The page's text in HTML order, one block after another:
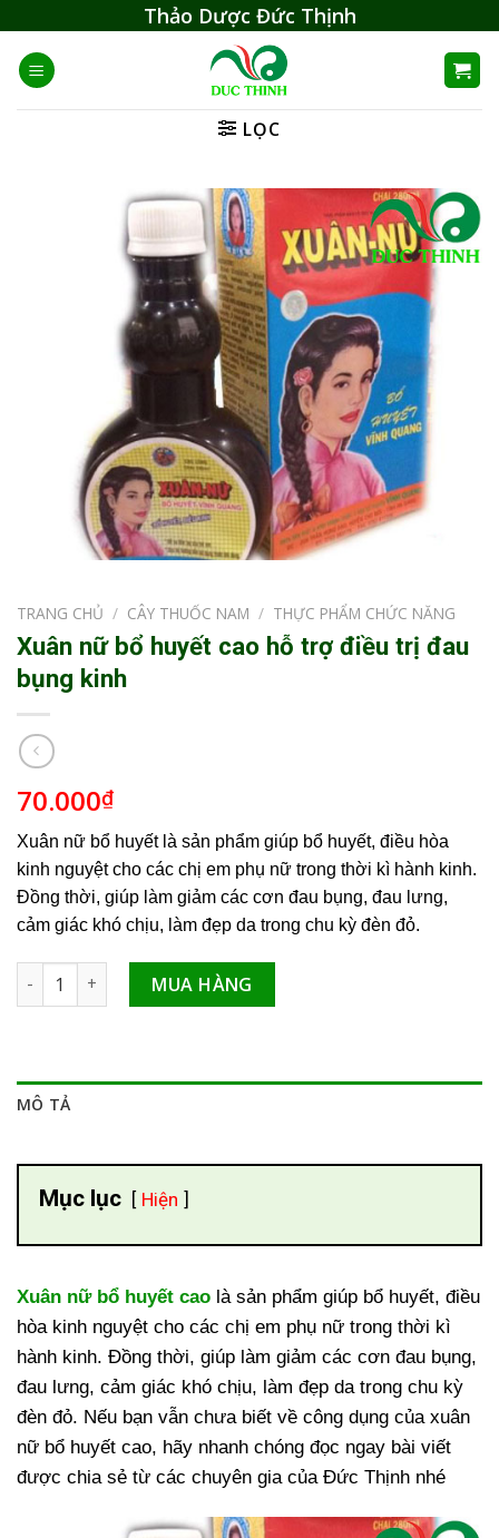
content
Thảo Dược Đức Thịnh
LỌC
TRANG CHỦ / CÂY THUỐC NAM / THỰC PHẨM CHỨC NĂNG
Xuân nữ bổ huyết cao hỗ trợ điều trị đau
bụng kinh
70.000₫
Xuân nữ bổ huyết là sản phẩm giúp bổ huyết, điều hòa
kinh nguyệt cho các chị em phụ nữ trong thời kì hành kinh.
Đồng thời, giúp làm giảm các cơn đau bụng, đau lưng,
cảm giác khó chịu, làm đẹp da trong chu kỳ đèn đỏ.
Xuân nữ bổ huyết cao hỗ trợ điều trị đau bụng kinh số lượng
MUA HÀNG
MÔ TẢ
Mục lục Hiện
Xuân nữ bổ huyết cao là sản phẩm giúp bổ huyết, điều
hòa kinh nguyệt cho các chị em phụ nữ trong thời kì
hành kinh. Đồng thời, giúp làm giảm các cơn đau bụng,
đau lưng, cảm giác khó chịu, làm đẹp da trong chu kỳ
đèn đỏ. Nếu bạn vẫn chưa biết về công dụng của xuân
nữ bổ huyết cao, hãy nhanh chóng đọc ngay bài viết
được chia sẻ từ các chuyên gia của Đức Thịnh nhé